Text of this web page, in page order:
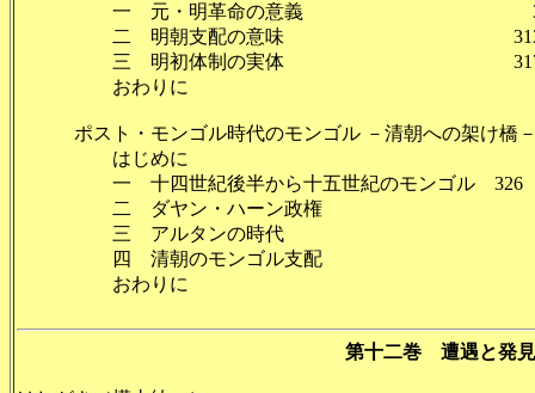
一 元・明革命の意義
二 明朝支配の意味
三 明初体制の実体
おわりに
ポスト・モンゴル時代のモンゴル －清朝への架
はじめに
一 十四世紀後半から十五世紀のモンゴル 326
二 ダヤン・ハーン政権
三 アルタンの時代
四 清朝のモンゴル支配
おわりに
第十二巻 遭遇と発見